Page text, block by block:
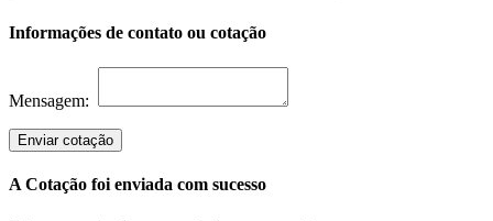
Informações de contato ou cotação
Mensagem:
Enviar cotação
A Cotação foi enviada com sucesso